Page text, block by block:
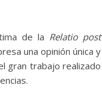
de la Relatio post
una opinión única y
gran trabajo realizado